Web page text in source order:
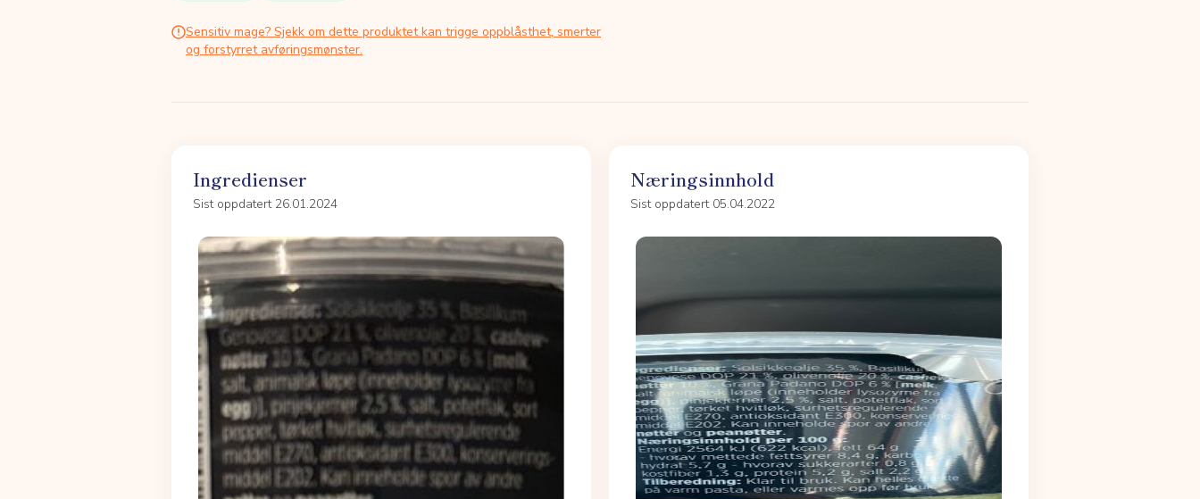
Sensitiv mage? Sjekk om dette produktet kan trigge oppblåsthet, smerter
og forstyrret avføringsmønster.
Ingredienser
Sist oppdatert 26.01.2024
Næringsinnhold
Sist oppdatert 05.04.2022